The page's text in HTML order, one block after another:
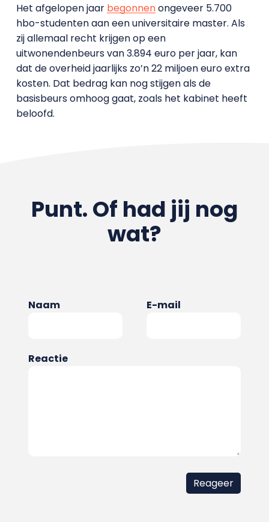
Het afgelopen jaar begonnenongeveer 5.700
hbo-studenten aan een universitaire master. Als
zij allemaal recht krijgen op een
uitwonendenbeurs van 3.894 euro per jaar, kan
dat de overheid jaarlijks zo’n 22 miljoen euro extra
kosten. Dat bedrag kan nog stijgen als de
basisbeurs omhoog gaat, zoals het kabinet heeft
beloofd.
Punt. Of had jij nog
wat?
Naam E-mail
Reactie